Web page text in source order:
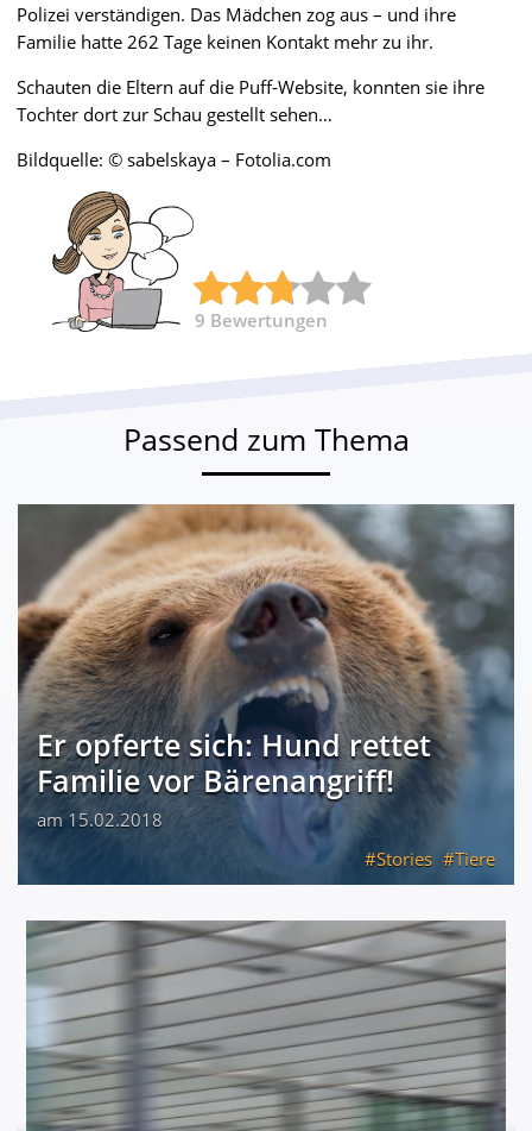
Polizei verständigen. Das Mädchen zog aus – und ihre
Familie hatte 262 Tage keinen Kontakt mehr zu ihr.
Schauten die Eltern auf die Puff-Website, konnten sie ihre
Tochter dort zur Schau gestellt sehen…
Bildquelle: © sabelskaya – Fotolia.com
9 Bewertungen
Passend zum Thema
Er opferte sich: Hund rettet
Familie vor Bärenangriff!
am 15.02.2018
Stories
Tiere